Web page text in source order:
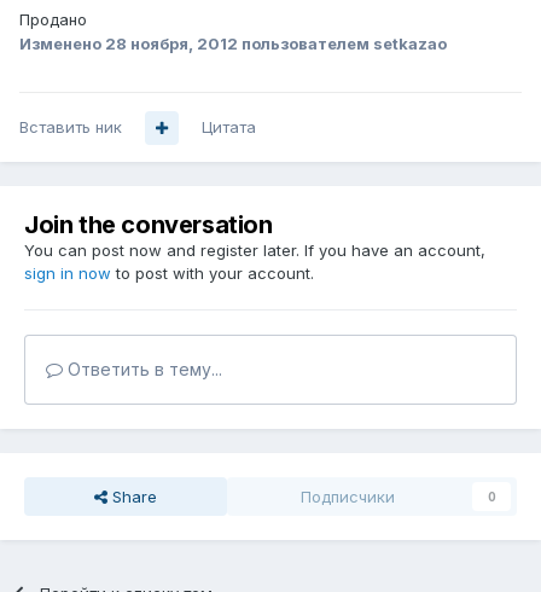
Продано
Изменено 28 ноября, 2012 пользователем setkazao
Вставить ник Цитата
Join the conversation
You can post now and register later. If you have an account,
sign in now to post with your account.
Ответить в тему...
Share Подписчики 0